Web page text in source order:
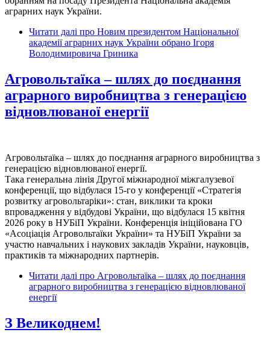
аграрних наук України.
Читати далі про Новим президентом Національної
академії аграрних наук України обрано Ігоря
Володимировича Гриника
Агровольтаїка – шлях до поєднання
аграрного виробництва з генерацією
відновлюваної енергії
Агровольтаїка – шлях до поєднання аграрного виробництва з
генерацією відновлюваної енергії.
Така генеральна лінія Другої міжнародної міжгалузевої
конференції, що відбулася 15-го у конференції «Стратегія
розвитку агровольтаріки»: стан, виклики та кроки
впровадження у відбудові України, що відбулася 15 квітня
2026 року в НУБіП України. Конференція ініційована ГО
«Асоціація Агровольтаїки України» та НУБіП України за
участю навчальних і наукових закладів України, науковців,
практиків та міжнародних партнерів.
Читати далі про Агровольтаїка – шлях до поєднання
аграрного виробництва з генерацією відновлюваної
енергії
З Великоднем!